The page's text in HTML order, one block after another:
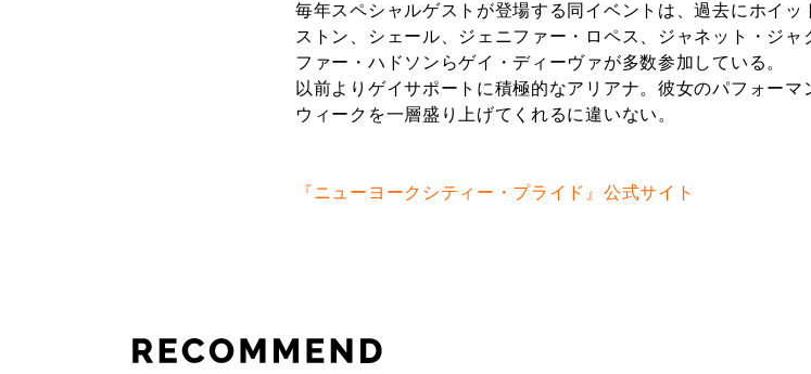
毎年スペシャルゲストが登場する同イベントは、過去にホイッ
ストン、シェール、ジェニファー・ロペス、ジャネット・ジャ
ファー・ハドソンらゲイ・ディーヴァが多数参加している。
以前よりゲイサポートに積極的なアリアナ。彼女のパフォーマ
ウィークを一層盛り上げてくれるに違いない。
『ニューヨークシティー・プライド』公式サイト